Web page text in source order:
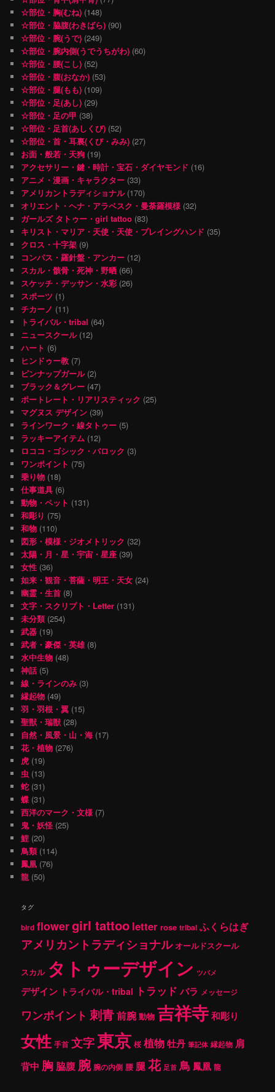
☆部位・胸(むね) (148)
☆部位・脇腹(わきばら) (90)
☆部位・腕(うで) (249)
☆部位・腕内側(うでうちがわ) (60)
☆部位・腰(こし) (52)
☆部位・腹(おなか) (53)
☆部位・腿(もも) (109)
☆部位・足(あし) (29)
☆部位・足の甲 (38)
☆部位・足首(あしくび) (52)
☆部位・首・耳裏(くび・みみ) (27)
お面・般若・天狗 (19)
アクセサリー・鍵・時計・宝石・ダイヤモンド (16)
アニメ・漫画・キャラクター (33)
アメリカントラディショナル(170)
オリエント・ヘナ・アラベスク・曼荼羅模様 (32)
ガールズ タトゥー・girl tattoo (83)
キリスト・マリア・天使・天使・プレイングハンド (35)
クロス・十字架 (9)
コンパス・羅針盤・アンカー (12)
スカル・骸骨・死神・野晒 (66)
スケッチ・デッサン・水彩 (26)
スポーツ (1)
チカーノ (11)
トライバル・tribal (64)
ニュースクール(12)
ハート (6)
ヒンドゥー教 (7)
ピンナップガール(2)
ブラック＆グレー (47)
ポートレート・リアリスティック (25)
マグヌス デザイン (39)
ラインワーク・線タトゥー (5)
ラッキーアイテム (12)
ロココ・ゴシック・バロック (3)
ワンポイント (75)
乗り物 (18)
仕事道具 (6)
動物・ペット (131)
和彫り (75)
和物 (110)
図形・模様・ジオメトリック (32)
太陽・月・星・宇宙・星座 (39)
女性 (36)
如来・観音・菩薩・明王・天女 (24)
幽霊・生首 (8)
文字・スクリプト・Letter (131)
未分類(254)
武器 (19)
武者・豪傑・英雄(8)
水中生物 (48)
神話 (5)
線・ラインのみ (3)
縁起物 (49)
羽・羽根・翼 (15)
聖獣・瑞獣 (28)
自然・風景・山・海 (17)
花・植物 (276)
虎 (19)
虫 (13)
蛇 (31)
蝶 (31)
西洋のマーク・文様 (7)
鬼・妖怪 (25)
鯉 (20)
鳥類(114)
鳳凰 (76)
龍 (50)
タグ
bird flowergirl tattoo letter rose tribal ふくらはぎ
アメリカントラディショナル オールドスクール
スカル タトゥーデザイン ツバメ
デザイン トライバル・tribal トラッド バラ メッセージ
ワンポイント 刺青前腕 動物 吉祥寺和彫り
女性 手首 文字東京 桜 植物牡丹 筆記体 縁起物 肩
背中 胸脇腹腕 腕の内側 腰 腿花 足首 鳥 鳳凰 龍